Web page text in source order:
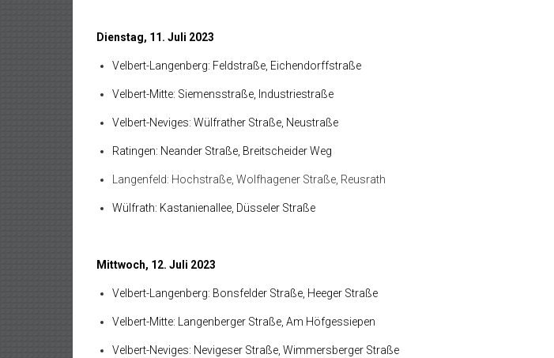
Dienstag, 11. Juli 2023
Velbert-Langenberg: Feldstraße, Eichendorffstraße
Velbert-Mitte: Siemensstraße, Industriestraße
Velbert-Neviges: Wülfrather Straße, Neustraße
Ratingen: Neander Straße, Breitscheider Weg
Langenfeld: Hochstraße, Wolfhagener Straße, Reusrath
Wülfrath: Kastanienallee, Düsseler Straße
Mittwoch, 12. Juli 2023
Velbert-Langenberg: Bonsfelder Straße, Heeger Straße
Velbert-Mitte: Langenberger Straße, Am Höfgessiepen
Velbert-Neviges: Nevigeser Straße, Wimmersberger Straße